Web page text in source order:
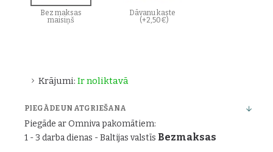
Krājumi: Ir noliktavā
Bez maksas
maisiņš
Dāvanu kaste
(+2,50€)
PIEGĀDE UN ATGRIEŠANA
Piegāde ar Omniva pakomātiem:
1 - 3 darba dienas - Baltijas valstīs Bezmaksas